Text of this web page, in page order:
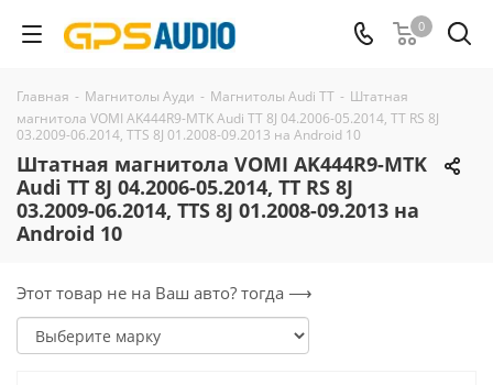
0
Главная - Магнитолы Ауди - Магнитолы Audi TT - Штатная
магнитола VOMI AK444R9-MTK Audi TT 8J 04.2006-05.2014, TT RS 8J
03.2009-06.2014, TTS 8J 01.2008-09.2013 на Android 10
Штатная магнитола VOMI AK444R9-MTK
Audi TT 8J 04.2006-05.2014, TT RS 8J
03.2009-06.2014, TTS 8J 01.2008-09.2013 на
Android 10
Этот товар не на Ваш авто? тогда ⟶